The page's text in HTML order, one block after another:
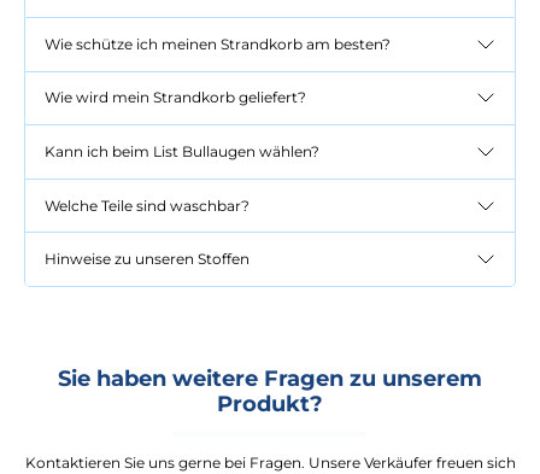
Wie schütze ich meinen Strandkorb am besten?
Wie wird mein Strandkorb geliefert?
Kann ich beim List Bullaugen wählen?
Welche Teile sind waschbar?
Hinweise zu unseren Stoffen
Sie haben weitere Fragen zu unserem
Produkt?
Kontaktieren Sie uns gerne bei Fragen. Unsere Verkäufer freuen sich